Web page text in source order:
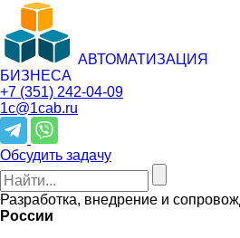
АВТОМАТИЗАЦИЯ
БИЗНЕСА
+7 (351) 242-04-09
1c@1cab.ru
Обсудить задачу
Разработка, внедрение и
России